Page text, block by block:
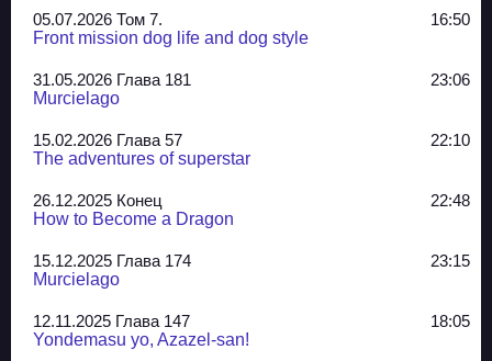
05.07.2026 Том 7.
16:50
Front mission dog life and dog style
31.05.2026 Глава 181
23:06
Murcielago
15.02.2026 Глава 57
22:10
The adventures of superstar
26.12.2025 Конец
22:48
How to Become a Dragon
15.12.2025 Глава 174
23:15
Murcielago
12.11.2025 Глава 147
18:05
Yondemasu yo, Azazel-san!